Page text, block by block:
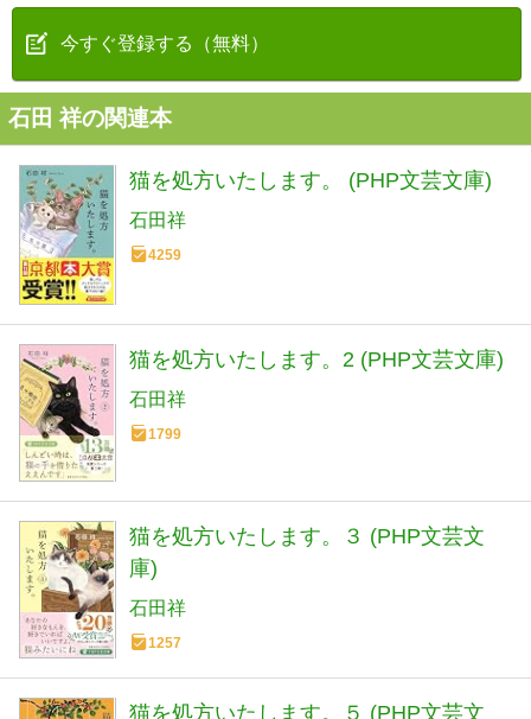
今すぐ登録する（無料）
石田 祥の関連本
猫を処方いたします。 (PHP文芸文庫)
石田祥
4259
猫を処方いたします。2 (PHP文芸文庫)
石田祥
1799
猫を処方いたします。３ (PHP文芸文
庫)
石田祥
1257
猫を処方いたします。５ (PHP文芸文